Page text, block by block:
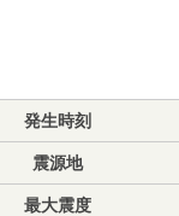
発生時刻
震源地
最大震度